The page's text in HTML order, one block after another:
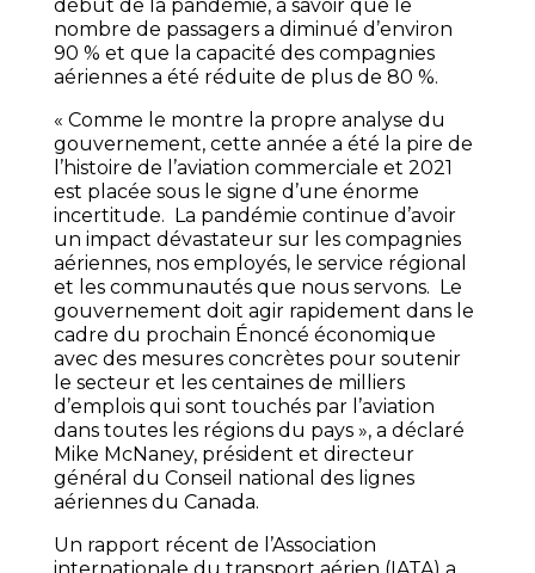
début de la pandémie, à savoir que le
nombre de passagers a diminué d’environ
90 % et que la capacité des compagnies
aériennes a été réduite de plus de 80 %.
« Comme le montre la propre analyse du
gouvernement, cette année a été la pire de
l’histoire de l’aviation commerciale et 2021
est placée sous le signe d’une énorme
incertitude. La pandémie continue d’avoir
un impact dévastateur sur les compagnies
aériennes, nos employés, le service régional
et les communautés que nous servons. Le
gouvernement doit agir rapidement dans le
cadre du prochain Énoncé économique
avec des mesures concrètes pour soutenir
le secteur et les centaines de milliers
d’emplois qui sont touchés par l’aviation
dans toutes les régions du pays », a déclaré
Mike McNaney, président et directeur
général du Conseil national des lignes
aériennes du Canada.
Un rapport récent de l’Association